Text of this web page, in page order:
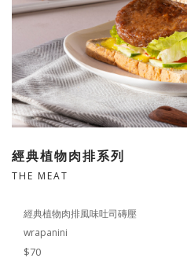
經典植物肉排系列
THE MEAT
經典植物肉排風味吐司磚壓
wrapanini
$70